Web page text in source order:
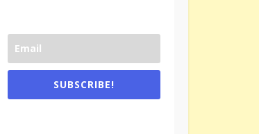
SUBSCRIBE!